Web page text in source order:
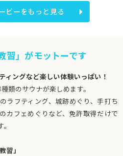
ビーをもっと見る
習」がモットーです
ングなど楽しい体験いっぱい！
類のサウナが楽しめます。
ラフティング、城跡めぐり、手打ち
カフェめぐりなど、免許取得だけで
習」